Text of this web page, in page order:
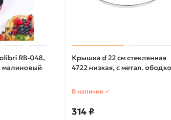
RB-048,
малиновый
Крышка d 22 см стеклянная
4722 низкая, с метал.
В наличии ✓
314 ₽